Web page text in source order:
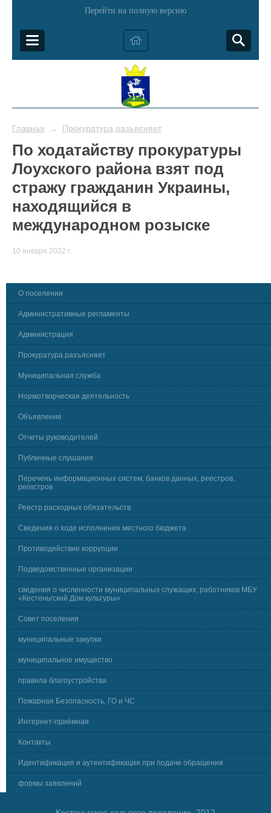
Перейти на полную версию
Главная → Прокуратура разъясняет
По ходатайству прокуратуры
Лоухского района взят под
стражу гражданин Украины,
находящийся в
международном розыске
10 января 2022 г.
О поселении
Административные регламенты
Администрация
Прокуратура разъясняет
Муниципальная служба
Нормотворческая деятельность
Объявление
Отчеты руководителей
Публичные слушания
Перечень информационных систем, банков данных, реестров,
регистров
Реестр расходных обязательств
Сведения о ходе исполнения местного бюджета
Противодействие коррупции
Подведомственные организации
сведения о численности муниципальных служащих, работников МБУ
«Кестеньгский Дом культуры»
Совет поселения
муниципальные закупки
муниципальное имущество
правила благоустройства
Пожарная Безопасность, ГО и ЧС
Интернет-приёмная
Контакты
Идентификация и аутентификация при подаче обращения
формы заявлений